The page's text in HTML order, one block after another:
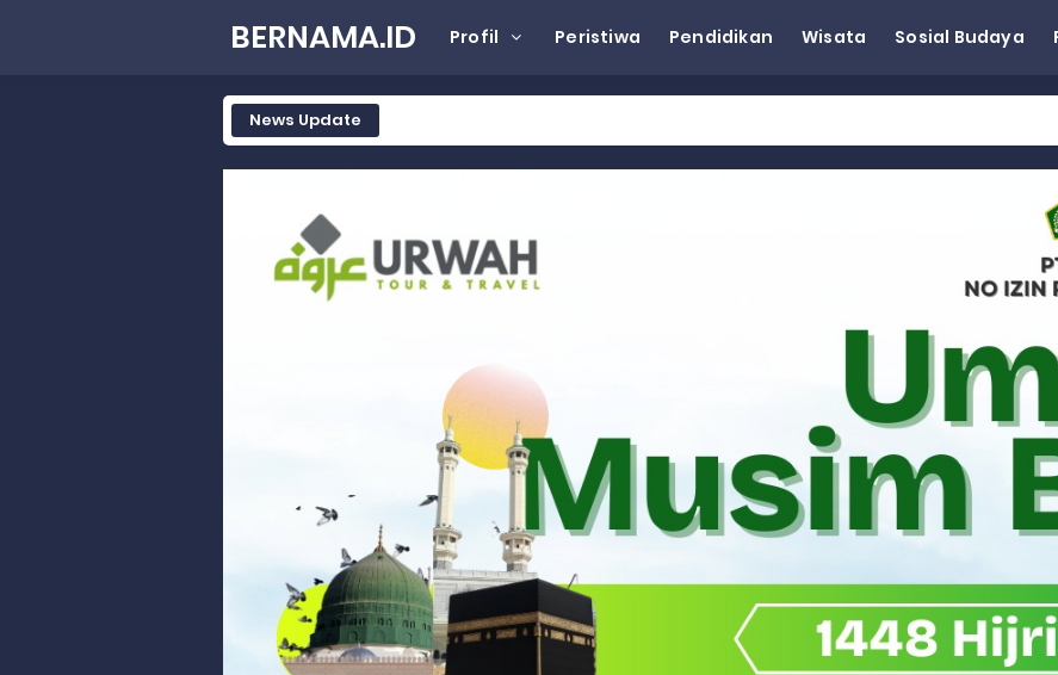
BERNAMA.ID Profil Peristiwa Pendidikan Wisata Sosial Budaya
News Update
Rahmat Saleh Komitmen Penguatan Kapasitas Dai dan Akademisi
Rahmat Saleh Resmikan Hunian Tetap KARTA untuk Korban Banjir Bandang di Sumbar
Wakili Gubernur Sumbar, Kabiro Kesra Hadiri dan Berikan Arahan pada MTQ Nasional ke-50
RELIS KEJAKSAAN TINGGI SUMATERA BARAT
RELIS KEJAKSAAN TINGGI SUMATERA BARAT
RELIS KEJAKSAAN TINGGI SUMATERA BARAT
Peringati Hari Koperasi ke-79, Wagub Sumbar Dorong Koperasi Jadi Motor Penggerak Ekonomi
Dilantik sebagai Ketua Umum Gema Keadilan, Rahmat Saleh Ajak Anak Muda Jadi Pemimpin
Bangunan Liar di Atas Aset PT KAI Diduga Dibiarkan, Publik Pertanyakan Ketegasan Penegakan